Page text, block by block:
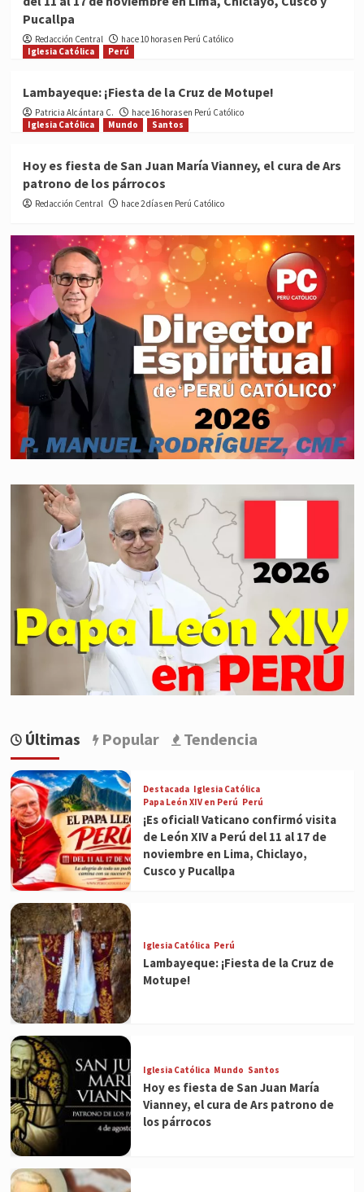
Pucallpa
Redacción Central
hace 10 horas en Perú Católico
Iglesia Católica
Perú
Lambayeque: ¡Fiesta de la Cruz de Motupe!
Patricia Alcántara C.
hace 16 horas en Perú Católico
Iglesia Católica
Mundo Santos
Hoy es fiesta de San Juan María Vianney, el cura de Ars
patrono de los párrocos
Redacción Central hace 2 días en Perú Católico
Últimas Popular Tendencia
Destacada Iglesia Católica
Papa León XIV en Perú Perú
¡Es oficial! Vaticano confirmó visita
de León XIV a Perú del 11 al 17 de
noviembre en Lima, Chiclayo,
Cusco y Pucallpa
Iglesia Católica Perú
Lambayeque: ¡Fiesta de la Cruz de
Motupe!
Iglesia Católica Mundo Santos
Hoy es fiesta de San Juan María
Vianney, el cura de Ars patrono de
los párrocos